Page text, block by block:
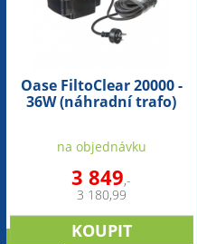
Oase FiltoClear 20000 -
36W (náhradní trafo)
na objednávku
3 849,-
3 180,99